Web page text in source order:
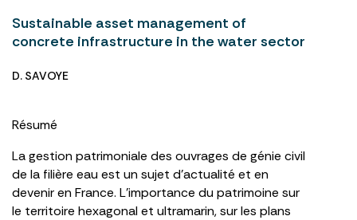
Sustainable asset management of
concrete infrastructure in the water sector
D. SAVOYE
Résumé
La gestion patrimoniale des ouvrages de génie civil
de la filière eau est un sujet d’actualité et en
devenir en France. L’importance du patrimoine sur
le territoire hexagonal et ultramarin, sur les plans